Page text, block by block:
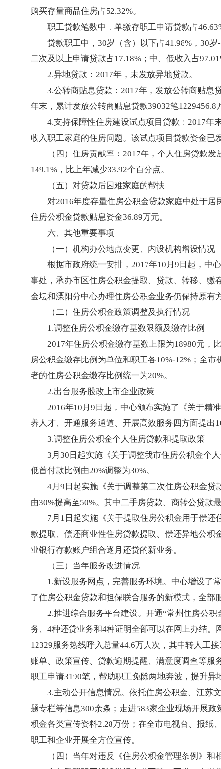
购买存量商品住房占52.32%。
职工贷款笔数中，单缴存职工申请贷款占
贷款职工中，30岁（含）以下占41.98%，30
二次及以上申请贷款占17.18%；中、低收入占
2.异地贷款：2017年，未发放异地贷款。
3.公转商贴息贷款：2017年，发放公转商贴息
年末，累计发放公转商贴息贷款39032笔1229456.8
4.支持保障性住房建设试点项目贷款：2017年
收入职工家庭的住房问题。该试点项目贷款资金已
（四）住房贡献率：2017年，个人住房贷款
149.1%，比上年减少33.92个百分点。
（五）对贷款后困难家庭的帮扶
对2016年度存量住房公积金贷款家庭中处于
住房公积金贷款贴息资金36.89万元。
六、其他重要事项
（一）机构办公地点变更、内设机构增设情况
根据市政府统一安排，2017年10月9日起，中
事处，承办市区住房公积金提取、贷款、转移、
金坛和溧阳分中心办理住房公积金业务仍保持原有
（二）住房公积金政策调整及执行情况
1.调整住房公积金缴存基数限额及缴存比例
2017年住房公积金缴存基数上限为18980元，
房公积金缴存比例为单位和职工各10%-12%；全
者的住房公积金缴存比例统一为20%。
2.出台服务股改上市企业政策
2016年10月9日起，中心颁布实施了《关于精
养人才、开通服务通道、开展高效服务四方面提出
3.调整住房公积金个人住房贷款和提取政策
3月30日起实施《关于调整我市住房公积金个
低首付款比例由20%调整为30%。
4月9日起实施《关于调整第二次住房公积金
由30%提高至50%。其中二手房贷款、商转公贷款
7月1日起实施《关于提取住房公积金用于偿
款提取、偿还商业性住房贷款提取、偿还异地公
业银行存款账户组合逐月还贷的新业务。
（三）当年服务改进情况
1.新设服务网点，完善服务环境。中心增设了
了住房公积金贷款和担保联合服务的新模式，全部
2.推进综合服务平台建设。开通“常州住房公
务、4种还贷业务和4种证明全部可以在网上办结。
12329服务热线呼入总量44.6万人次，其中转人工
账单、政策宣传、贷款逾期提醒、满意度调查等服
职工申请3190笔，帮助职工免除两地奔波，提升异
3.主动公开信息情况。依托住房公积金、江苏
题专栏等信息300余条；走进583家企业现场开展
积金各类宣传资料2.28万份；在全市电视台、报纸
职工和企业开展全方位宣传。
（四）当年对违反《住房公积金管理条例》